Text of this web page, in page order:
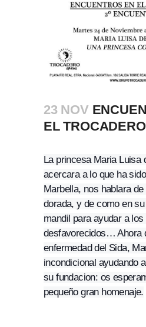
23 NOV
EL TROCADERO
La princesa Maria Luisa
acercara a lo que ha
Marbella, nos hablara
dorada, y de como en
mandil para ayudar a
desfavorecidos… Ahora
enfermedad del Sida,
incondicional ayudando
su fundacion: os
pequeño gran homenaje.